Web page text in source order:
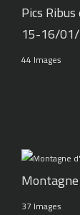
Pics
15-16/
44 Images
37 Images